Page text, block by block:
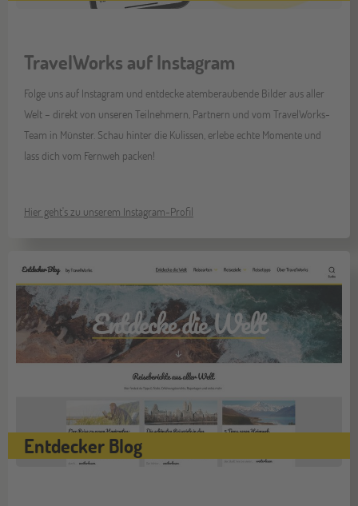
TravelWorks auf Instagram
Folge uns auf Instagram und entdecke atemberaubende Bilder aus aller
Welt – direkt von unseren Teilnehmern, Partnern und vom TravelWorks-
Team in Münster. Schau hinter die Kulissen, erlebe echte Momente und
lass dich vom Fernweh packen!
Hier geht's zu unserem Instagram-Profil
Entdecker Blog